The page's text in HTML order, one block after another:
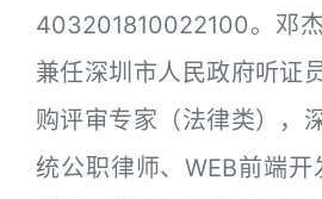
403201810022100。邓
兼任深圳市人民政府听证
购评审专家（法律类），
统公职律师、WEB前端